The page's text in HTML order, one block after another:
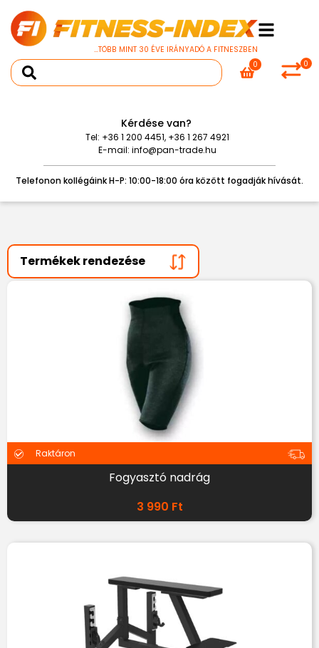
...TÖBB MINT 30 ÉVE IRÁNYADÓ A FITNESZBEN
0
0
Kérdése van?
Tel: +36 1 200 4451, +36 1 267 4921
E-mail: info@pan-trade.hu
Telefonon kollégáink H-P: 10:00-18:00 óra között fogadják hívását.
Raktáron
Fogyasztó nadrág
3 990 Ft